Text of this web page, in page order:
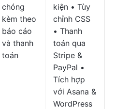
chóng
kèm theo
báo cáo
và thanh
toán
kiện • Tùy
chỉnh CSS
• Thanh
toán qua
Stripe &
PayPal •
Tích hợp
với Asana &
WordPress